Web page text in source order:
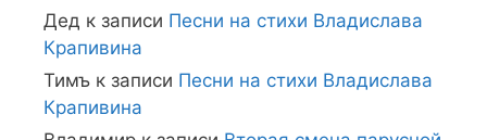
Дед к записи Песни на стихи Владислава
Крапивина
Тимъ к записи Песни на стихи Владислава
Крапивина